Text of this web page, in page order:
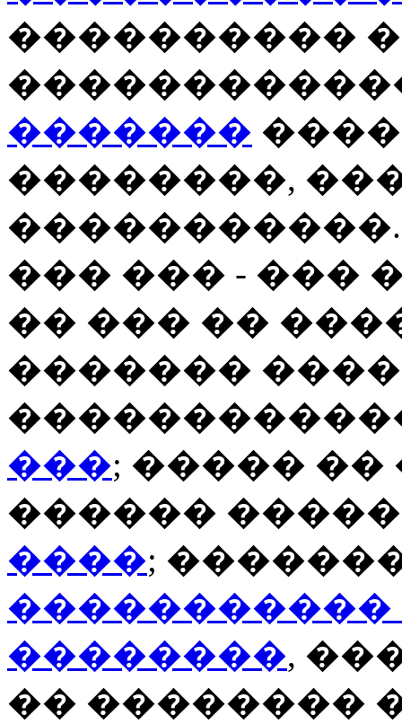
����������
�������
��������,
��� ��� - ���
�� ��� ��
�������
���; �����
������
����;
�����������
��������,
�� ��������